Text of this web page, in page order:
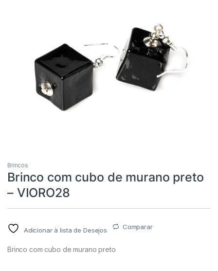
Brincos
Brinco com cubo de murano preto
– VIORO28
Adicionar à lista de Desejos Comparar
Brinco com cubo de murano preto